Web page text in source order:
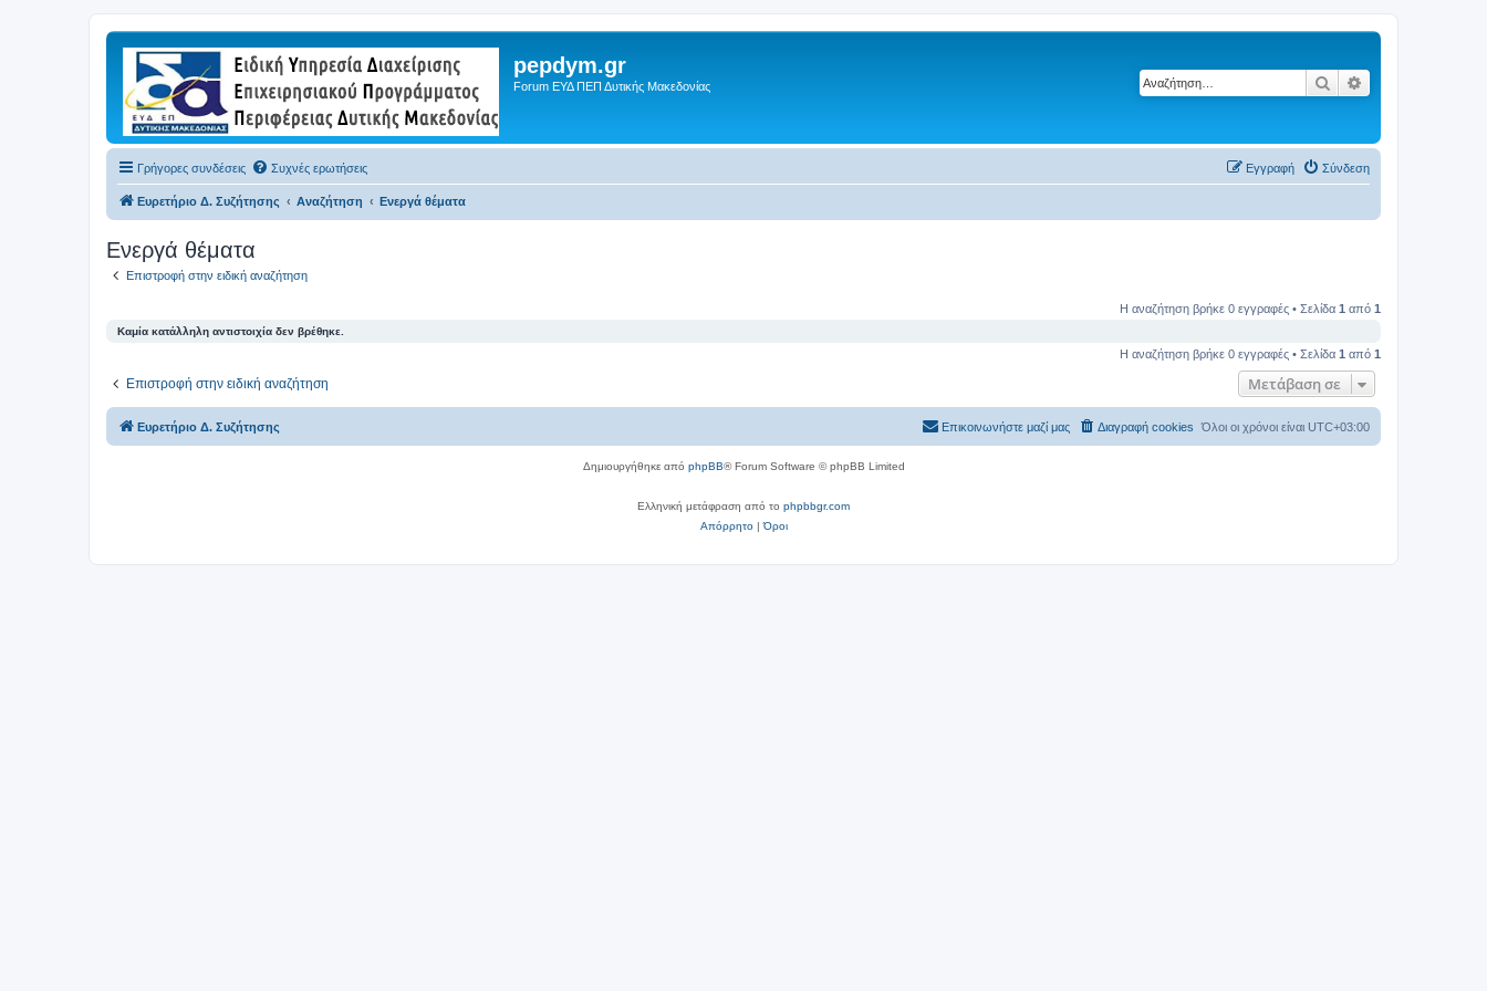
pepdym.gr
Forum ΕΥΔ ΠΕΠ Δυτικής Μακεδονίας Αναζήτηση
Γρήγορες συνδέσεις Συχνές ερωτήσεις Σύνδεση
Εγγραφή
Ευρετήριο Δ. Συζήτησης Αναζήτηση Ενεργά θέματα
Ενεργά θέματα
Επιστροφή στην ειδική αναζήτηση
Η αναζήτηση βρήκε 0 εγγραφές • Σελίδα 1 από 1
Καμία κατάλληλη αντιστοιχία δεν βρέθηκε.
Η αναζήτηση βρήκε 0 εγγραφές • Σελίδα 1 από 1
Επιστροφή στην ειδική αναζήτηση Μετάβαση σε
Ευρετήριο Δ. Συζήτησης Όλοι οι χρόνοι είναι UTC+03:00
Διαγραφή cookies
Επικοινωνήστε μαζί μας
Δημιουργήθηκε από phpBB® Forum Software © phpBB Limited
Ελληνική μετάφραση από το phpbbgr.com
Απόρρητο|Όροι